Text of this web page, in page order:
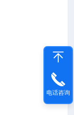
电话咨询